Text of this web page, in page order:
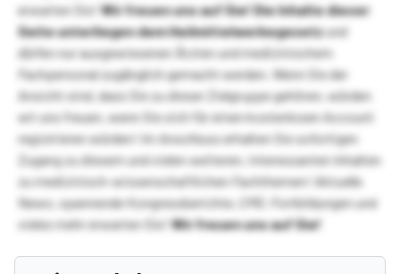
erwarten Sie!Wir freuen uns auf Sie!Die Inhalte dieser
Seite unterliegen dem Heilmittelwerbegesetzund
dürfen nur ausgewiesenen Ärzten und medizinischem
Fachpersonal zugänglich gemacht werden. Wenn Sie der
Ansicht sind, dass Sie zu dieser Zielgruppe gehören, würden
wir uns freuen, wenn Sie sich für einen kostenlosen Account
registrieren würden! Im Anschluss erhalten Sie sofortigen
Zugang zu diesem und vielen weiteren, interessanten Inhalten
zu medizinisch-wissenschaftlichen Fachthemen! Aktuelle
News, spannende Kongressberichte, CME-Fortbildungen und
vieles mehr erwarten Sie!Wir freuen uns auf Sie!